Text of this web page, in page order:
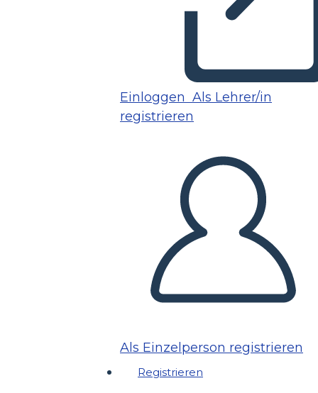
Einloggen Als Lehrer/in
registrieren
Als Einzelperson registrieren
Registrieren